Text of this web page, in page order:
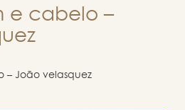
e cabelo –